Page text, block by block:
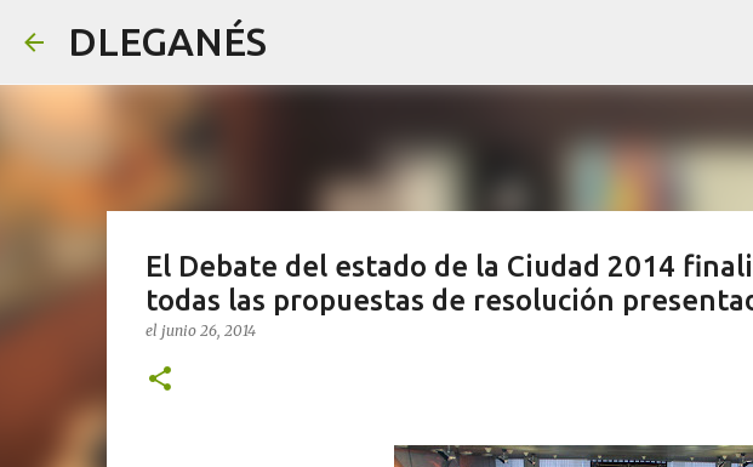
DLEGANÉS
El Debate del estado de la Ciudad 2014
todas las propuestas de resolución
el junio 26, 2014